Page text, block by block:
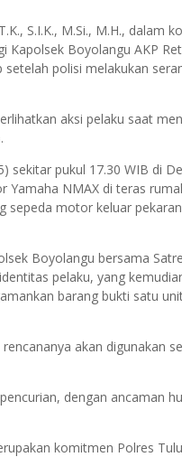
S.I.K., M.Si., M.H., dalam
Boyolangu AKP
polisi melakukan
aksi pelaku saat
sekitar pukul 17.30 WIB di
NMAX di teras
motor keluar
Boyolangu bersama
pelaku, yang
barang bukti satu
akan digunakan
dengan ancaman
komitmen Polres